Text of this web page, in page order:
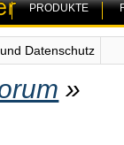
PRODUKTE
Datenschutz
»